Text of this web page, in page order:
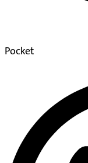
Pocket